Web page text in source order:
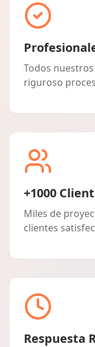
Todos
riguroso
+1000
Miles de
clientes
Respuesta